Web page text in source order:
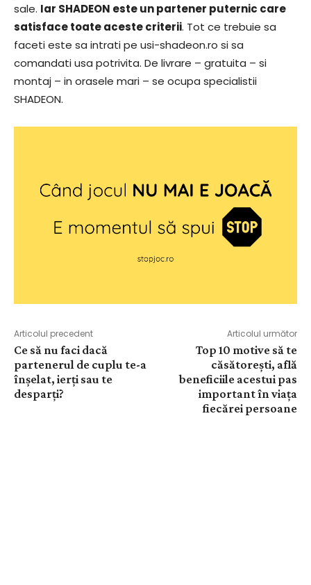
sale. Iar SHADEON este un partener puternic care
satisface toate aceste criterii. Tot ce trebuie sa
faceti este sa intrati pe usi-shadeon.ro si sa
comandati usa potrivita. De livrare – gratuita – si
montaj – in orasele mari – se ocupa specialistii
SHADEON.
Articolul precedent
Ce să nu faci dacă
partenerul de cuplu te-a
înșelat, ierți sau te
desparți?
Articolul următor
Top 10 motive să te
căsătorești, află
beneficiile acestui pas
important în viața
fiecărei persoane